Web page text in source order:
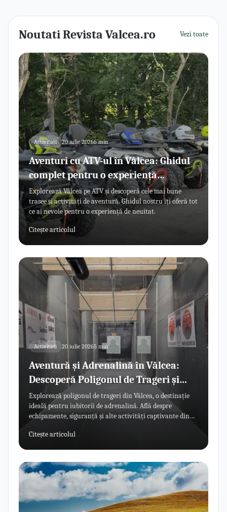
Noutati Revista Valcea.ro Vezi toate
Activitati 20 iulie 20266 min
Aventuri cu ATV-ul în Vâlcea: Ghidul
complet pentru o experiență
memorabilă
Explorează Vâlcea pe ATV și descoperă cele mai bune
trasee și activități de aventură. Ghidul nostru îți oferă tot
ce ai nevoie pentru o experiență de neuitat.
Citește articolul
Activitati 20 iulie 20265 min
Aventură și Adrenalină în Vâlcea:
Descoperă Poligonul de Trageri și
Activitățile Extreme
Explorează poligonul de trageri din Vâlcea, o destinație
ideală pentru iubitorii de adrenalină. Află despre
echipamente, siguranță și alte activități captivante din
Citește articolul